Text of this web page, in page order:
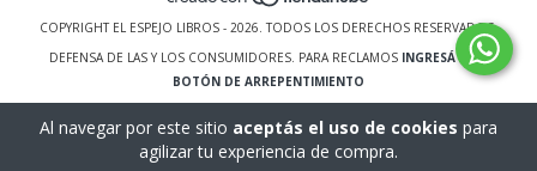
Al navegar por este sitio aceptás el uso de cookies para
agilizar tu experiencia de compra.
COPYRIGHT EL ESPEJO LIBROS - 2026. TODOS LOS DERECHOS RESERVADOS.
DEFENSA DE LAS Y LOS CONSUMIDORES. PARA RECLAMOS INGRESÁ ACÁ.
BOTÓN DE ARREPENTIMIENTO